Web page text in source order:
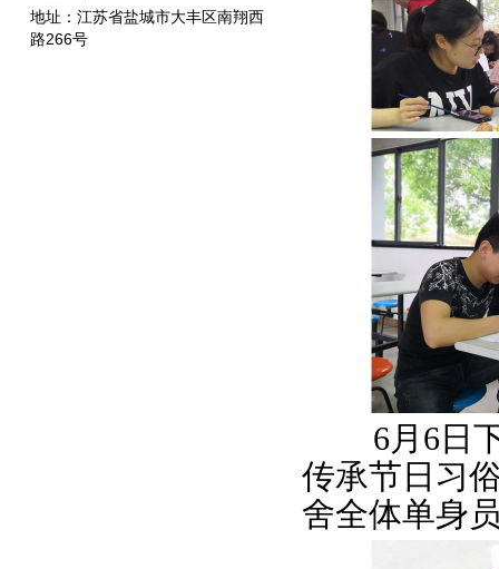
地址：江苏省盐城市大丰区南翔西
路266号
6月6日下
传承节日习
舍全体单身